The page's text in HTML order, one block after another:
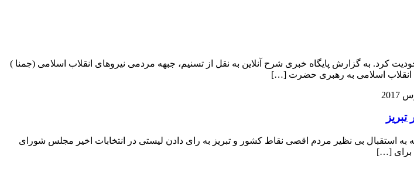
کرد. به گزارش پایگاه خبری شرح آنلاین به نقل از تسنیم، جبهه مردمی نیروهای انقلاب اسلامی (جمنا )
انقلاب اسلامی به رهبری حضرت […]
به استقبال بی نظیر مردم اقصی نقاط کشور و تبریز به رای دادن لیستی در انتخابات اخیر مجلس شورای
برای […]